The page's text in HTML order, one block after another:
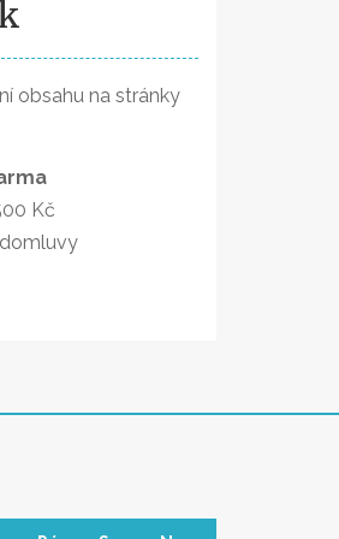
obsahu na stránky
Kč